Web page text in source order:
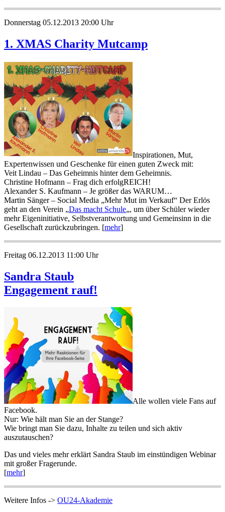
Donnerstag 05.12.2013 20:00 Uhr
1. XMAS Charity Mutcamp
Inspirationen, Mut,
Expertenwissen und Geschenke für einen guten Zweck mit:
Veit Lindau – Das Geheimnis hinter dem Geheimnis.
Christine Hofmann – Frag dich erfolgREICH!
Alexander S. Kaufmann – Je größer das WARUM…
Martin Sänger – Social Media „Mehr Mut im Verkauf“ Der Erlös
geht an den Verein „Das macht Schule„, um über Schüler wieder
mehr Eigeninitiative, Selbstverantwortung und Gemeinsinn in die
Gesellschaft zurückzubringen. [mehr]
Freitag 06.12.2013 11:00 Uhr
Sandra Staub
Engagement rauf!
Alle wollen viele Fans auf
Facebook.
Nur: Wie hält man Sie an der Stange?
Wie bringt man Sie dazu, Inhalte zu teilen und sich aktiv
auszutauschen?
Das und vieles mehr erklärt Sandra Staub im einstündigen Webinar
mit großer Fragerunde.
[mehr]
Weitere Infos -> OU24-Akademie